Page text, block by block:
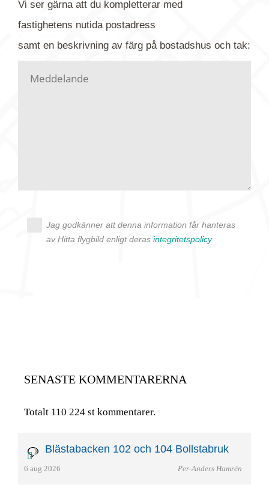
kontaktar dig så fort vi kan, givetvis utan
Vi ser gärna att du kompletterar med
fastighetens nutidapostadress
samt en beskrivning av färg på bostadshus och tak:
Jag godkänner att denna information får hanteras
av Hitta flygbild enligt deras integritetspolicy
SENASTE KOMMENTARERNA
Totalt 110 224 st kommentarer.
Blästabacken 102 och 104 Bollstabruk
6 aug 2026 Per-Anders Hamrén